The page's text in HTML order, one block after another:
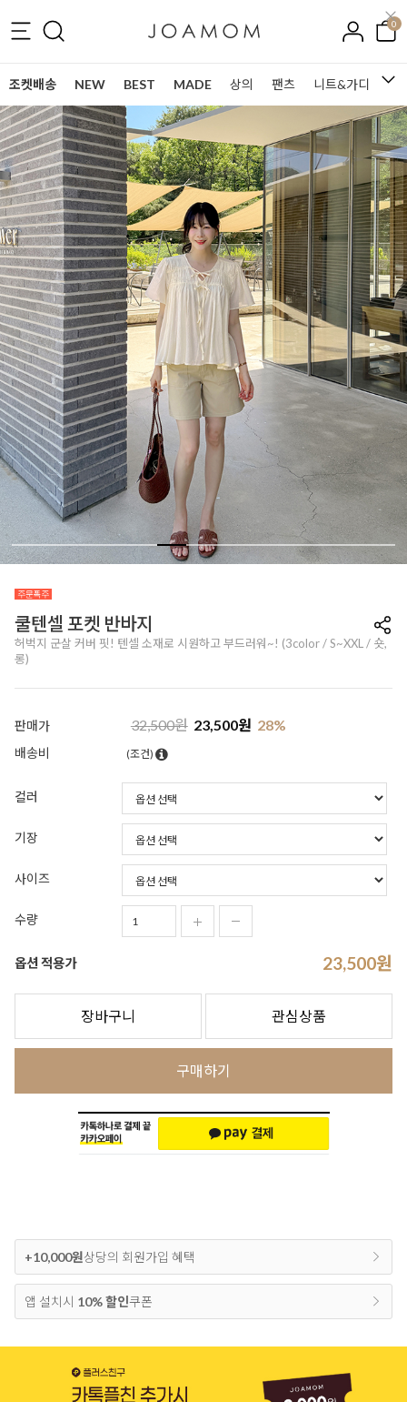
0
조켓배송 NEW BEST MADE 상의 팬츠 니트&가디건
쿨텐셀 포켓 반바지
허벅지 군살 커버 핏! 텐셀 소재로 시원하고 부드러워~! (3color / S~XXL / 숏,
롱)
판매가 32,500원 23,500원 28%
배송비 (조건)
컬러
기장
사이즈
수량
옵션 적용가 23,500원
장바구니 관심상품
구매하기
+10,000원상당의 회원가입 혜택
앱 설치시 10% 할인쿠폰